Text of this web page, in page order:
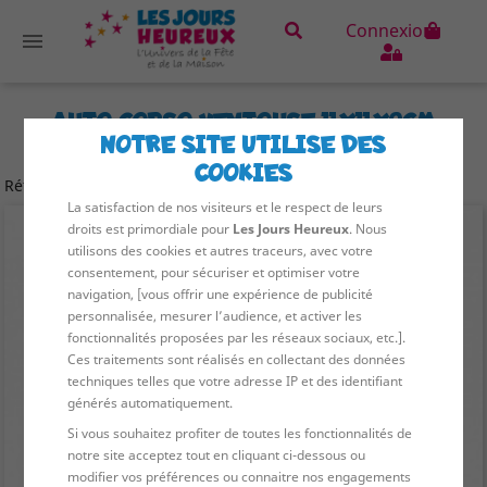
 Connexion
AUTO CORSO VENTOUSE 11X11X9CM
MOUSSE
Référence :
NOTRE SITE UTILISE DES
COOKIES
La satisfaction de nos visiteurs et le respect de leurs
droits est primordiale pour Les Jours Heureux. Nous
utilisons des cookies et autres traceurs, avec votre
consentement, pour sécuriser et optimiser votre
navigation, [vous offrir une expérience de publicité
personnalisée, mesurer l’audience, et activer les
fonctionnalités proposées par les réseaux sociaux, etc.].
Ces traitements sont réalisés en collectant des données
techniques telles que votre adresse IP et des identifiant
générés automatiquement.
Si vous souhaitez profiter de toutes les fonctionnalités de
notre site acceptez tout en cliquant ci-dessous ou
modifier vos préférences ou connaitre nos engagements